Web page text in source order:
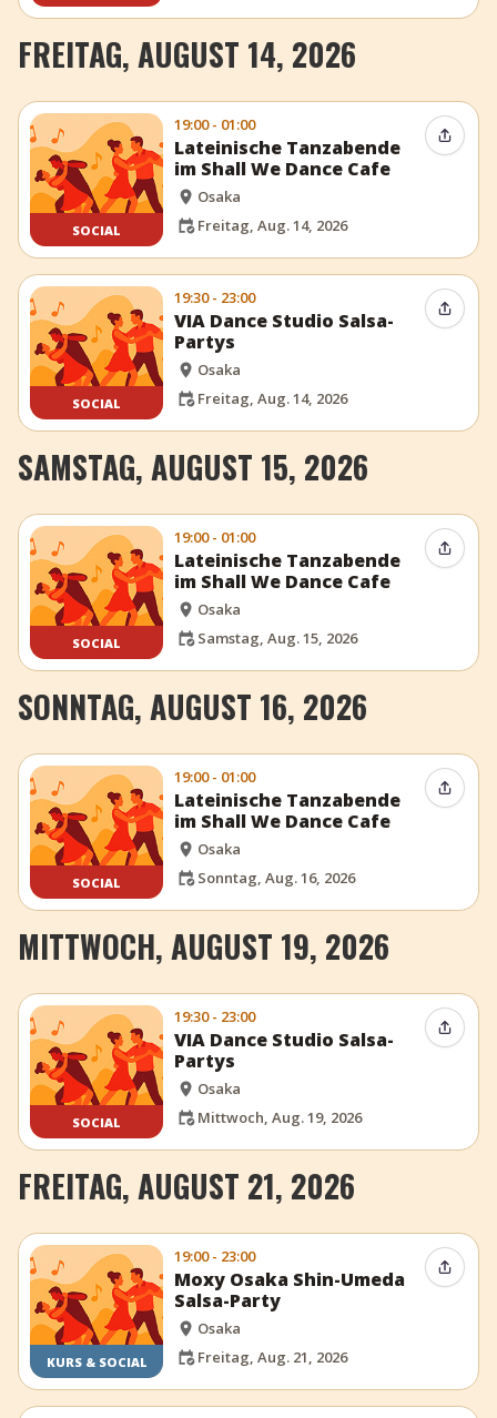
FREITAG, AUGUST 14, 2026
SOCIAL
19:00 - 01:00
Lateinische Tanzabende
im Shall We Dance Cafe
Osaka
Freitag, Aug. 14, 2026
Event
SOCIAL
19:30 - 23:00
VIA Dance Studio Salsa-
Partys
Osaka
Freitag, Aug. 14, 2026
Event
SAMSTAG, AUGUST 15, 2026
SOCIAL
19:00 - 01:00
Lateinische Tanzabende
im Shall We Dance Cafe
Osaka
Samstag, Aug. 15, 2026
Event
SONNTAG, AUGUST 16, 2026
SOCIAL
19:00 - 01:00
Lateinische Tanzabende
im Shall We Dance Cafe
Osaka
Sonntag, Aug. 16, 2026
Event
MITTWOCH, AUGUST 19, 2026
SOCIAL
19:30 - 23:00
VIA Dance Studio Salsa-
Partys
Osaka
Mittwoch, Aug. 19, 2026
Event
FREITAG, AUGUST 21, 2026
KURS & SOCIAL
19:00 - 23:00
Moxy Osaka Shin-Umeda
Salsa-Party
Osaka
Freitag, Aug. 21, 2026
Event